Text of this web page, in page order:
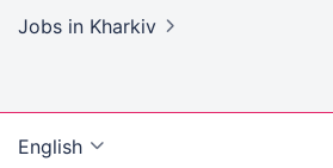
Jobs in Kharkiv
English